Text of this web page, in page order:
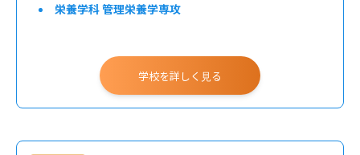
栄養学科 管理栄養学専攻
学校を詳しく見る